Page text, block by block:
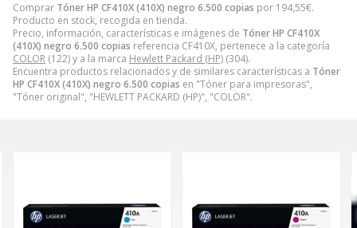
Comprar Tóner HP CF410X (410X) negro 6.500 copias por 194,55€.
Producto en stock, recogida en tienda.
Precio, información, características e imágenes de Tóner HP CF410X
(410X) negro 6.500 copias referencia CF410X, pertenece a la categoría
COLOR (122) y a la marca Hewlett Packard (HP) (304).
Encuentra productos relacionados y de similares características a Tóner
HP CF410X (410X) negro 6.500 copias en "Tóner para impresoras",
"Tóner original", "HEWLETT PACKARD (HP)", "COLOR".